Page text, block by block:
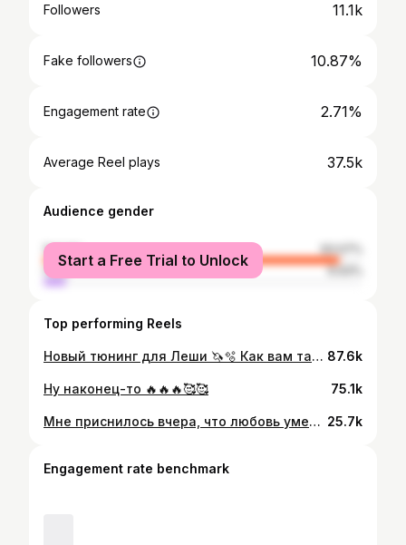
Followers 11.1k
Fake followers 10.87%
Engagement rate 2.71%
Average Reel plays 37.5k
Audience gender
female
93.07%
male
6.93%
Start a Free Trial to Unlock
Top performing Reels
Новый тюнинг для Леши 🦄🫧 Как вам такая милость?🤩 87.6k
Ну наконец-то 🔥🔥🔥🥰🥰 75.1k
Мне приснилось вчера, что любовь умерла 💔 25.7k
Engagement rate benchmark